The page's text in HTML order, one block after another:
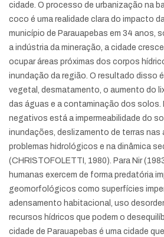
cidade. O processo de urbanização na
coco é uma realidade clara do impacto
município de Parauapebas em 34 anos,
a indústria da mineração, a cidade
ocupar áreas próximas dos corpos
inundação da região. O resultado disso
vegetal, desmatamento, o aumento do
das águas e a contaminação dos solos.
negativos está a impermeabilidade do
inundações, deslizamento de terras nas
problemas hidrológicos e na dinâmica
(CHRISTOFOLETTI, 1980). Para Nir
humanas exercem de forma predatória
geomorfológicos como superfícies
adensamento habitacional, uso
recursos hídricos que podem o
cidade de Parauapebas é uma cidade